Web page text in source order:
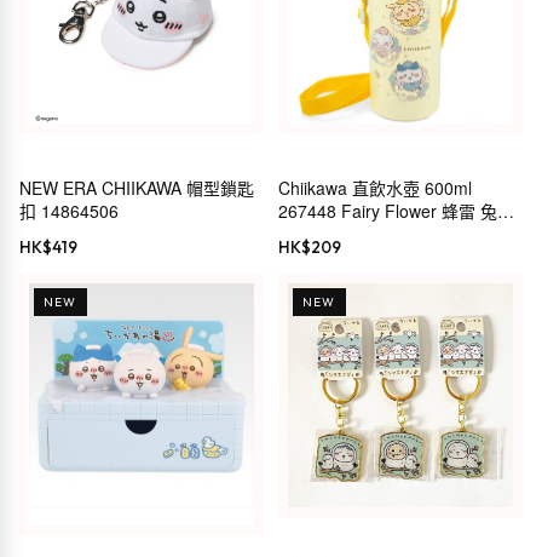
NEW ERA CHIIKAWA 帽型鎖匙
扣 14864506
HK$419
Chiikawa 直飲水壺 600ml
267448 Fairy Flower 蜂雷 兔
CHIIKAWA 小小可愛的東西 長野
HK$209
NEW NEW